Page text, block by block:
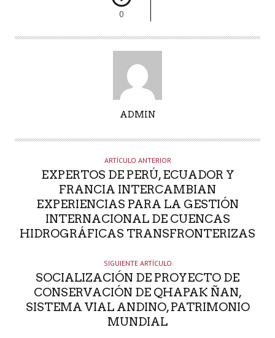
0
T
ADMIN
ARTÍCULO ANTERIOR
EXPERTOS DE PERÚ, ECUADOR Y
FRANCIA INTERCAMBIAN
EXPERIENCIAS PARA LA GESTIÓN
INTERNACIONAL DE CUENCAS
HIDROGRÁFICAS TRANSFRONTERIZAS
SIGUIENTE ARTÍCULO
SOCIALIZACIÓN DE PROYECTO DE
CONSERVACIÓN DE QHAPAK ÑAN,
SISTEMA VIAL ANDINO, PATRIMONIO
MUNDIAL